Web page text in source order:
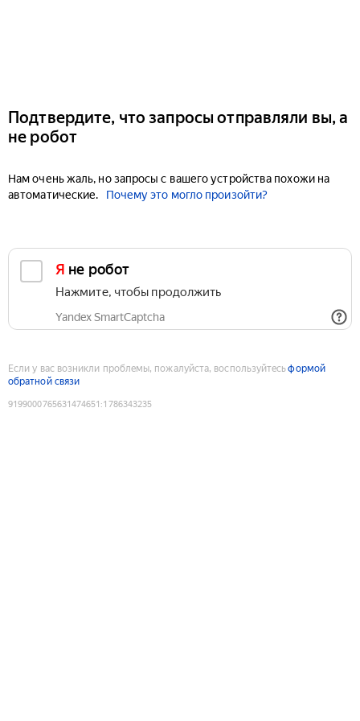
Подтвердите, что запросы отправляли вы, а
не робот
Нам очень жаль, но запросы с вашего устройства похожи на
автоматические.
Почему это могло произойти?
Я не робот
Нажмите, чтобы продолжить
Yandex SmartCaptcha
Если у вас возникли проблемы, пожалуйста, воспользуйтесьформой
обратной связи
9199000765631474651 :1786343235